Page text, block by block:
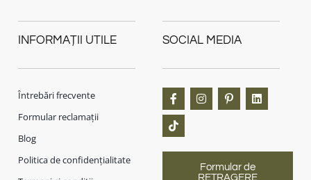
INFORMAȚII UTILE
Întrebări frecvente
Formular reclamații
Blog
Politica de confidențialitate
SOCIAL MEDIA
Formular de
RETRAGERE